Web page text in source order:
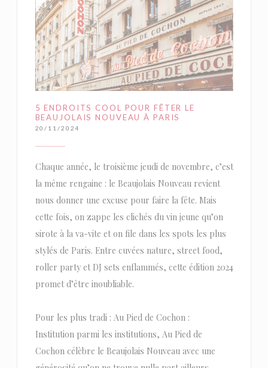
5 ENDROITS COOL POUR FÊTER LE
BEAUJOLAIS NOUVEAU À PARIS
20/11/2024
Chaque année, le troisième jeudi de novembre, c’est
la même rengaine : le Beaujolais Nouveau revient
nous donner une excuse pour faire la fête. Mais
cette fois, on zappe les clichés du vin jeune qu’on
sirote à la va-vite et on file dans les spots les plus
stylés de Paris. Entre cuvées nature, street food,
roller party et DJ sets enflammés, cette édition 2024
promet d’être inoubliable.
Pour les plus tradi : Au Pied de Cochon :
Institution parmi les institutions, Au Pied de
Cochon célèbre le Beaujolais Nouveau avec une